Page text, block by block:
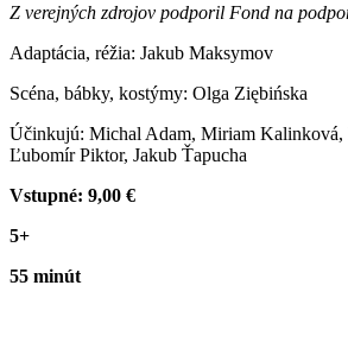
Z verejných zdrojov podporil Fond na
Adaptácia, réžia: Jakub Maksymov
Scéna, bábky, kostýmy: Olga Ziębińska
Účinkujú: Michal Adam, Miriam Kalinková,
Ľubomír Piktor, Jakub Ťapucha
Vstupné: 9,00 €
5+
55 minút